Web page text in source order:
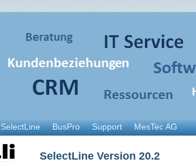
SelectLine BusPro Support MesTec AG
SelectLine Version 20.2